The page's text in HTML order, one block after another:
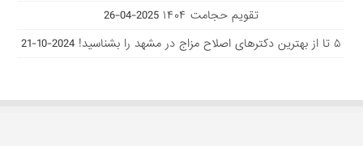
تقویم حجامت ۱۴۰۴
2025-04-26
۵ تا از بهترین دکتر‌های اصلاح مزاج در مشهد را بشناسید!
2024-10-21